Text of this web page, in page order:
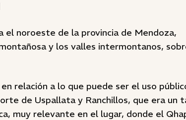
el noroeste de la provincia de Mendoza,
y los valles intermontanos,
relación a lo que puede ser el uso
de Uspallata y Ranchillos, que era un
muy relevante en el lugar, donde el